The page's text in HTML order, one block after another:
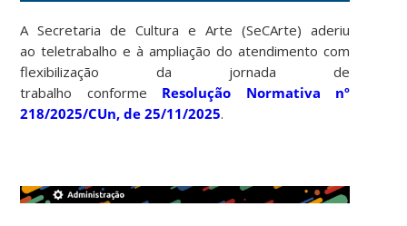
A Secretaria de Cultura e Arte (SeCArte) aderiu
ao teletrabalho e à ampliação do atendimento com
flexibilização da jornada de
trabalho conforme Resolução Normativa nº
218/2025/CUn, de 25/11/2025.